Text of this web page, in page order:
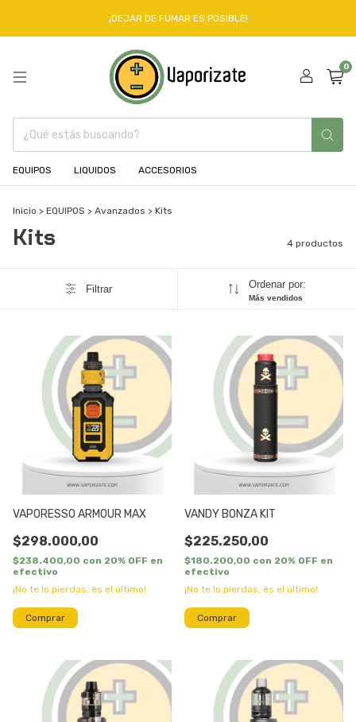
¡DEJAR DE FUMAR ES POSIBLE!
0
EQUIPOS LIQUIDOS ACCESORIOS
Inicio > EQUIPOS > Avanzados > Kits
Kits 4 productos
Filtrar Ordenar por:
Más vendidos
VAPORESSO ARMOUR MAX
$298.000,00
$238.400,00 con 20% OFF en
efectivo
¡No te lo pierdas, es el último!
VANDY BONZA KIT
$225.250,00
$180.200,00 con 20% OFF en
efectivo
¡No te lo pierdas, es el último!